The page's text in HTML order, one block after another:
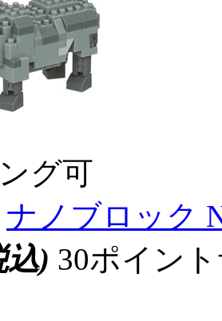
グ可
ナノブロック
込) 30ポイン